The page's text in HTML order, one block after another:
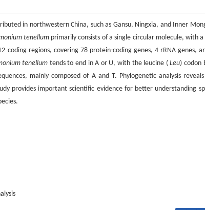
in northwestern China, such as Gansu, Ningxia, and Inner
tenellumprimarily consists of a single circular molecule, with
coding regions, covering 78 protein-coding genes, 4 rRNA genes,
tenellum tends to end in A or U, with the leucine (Leu) codon
mainly composed of A and T. Phylogenetic analysis
provides important scientific evidence for better understanding